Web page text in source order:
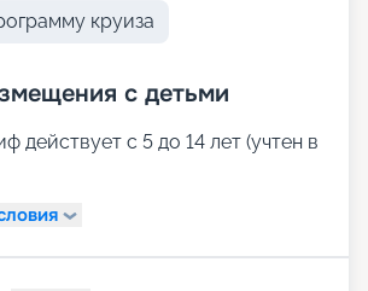
круиза
с детьми
действует с 5 до 14 лет (учтен в